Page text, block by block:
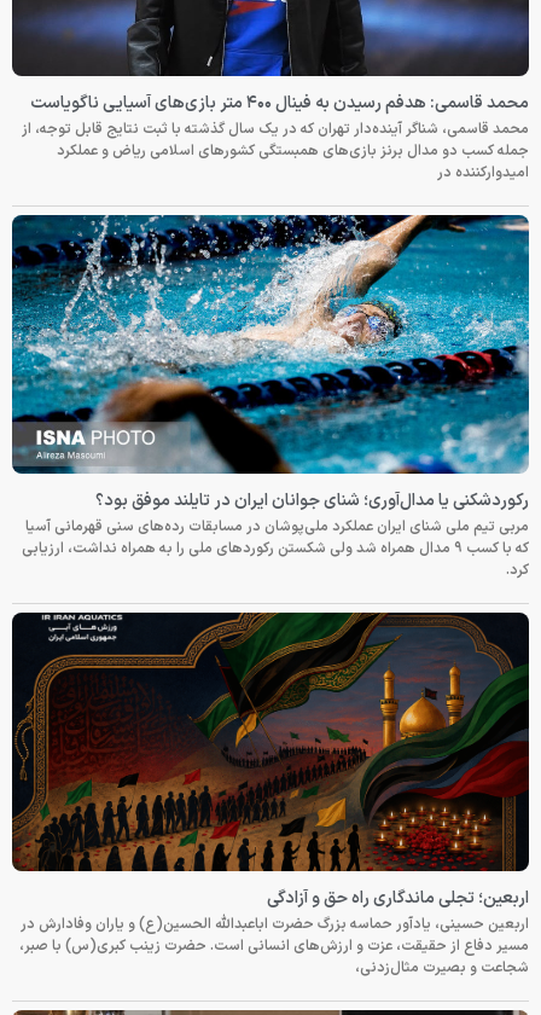
محمد قاسمی: هدفم رسیدن به فینال ۴۰۰ متر بازی‌های آسیایی ناگویاست
محمد قاسمی، شناگر آینده‌دار تهران که در یک سال گذشته با ثبت نتایج قابل توجه، از
جمله کسب دو مدال برنز بازی‌های همبستگی کشورهای اسلامی ریاض و عملکرد
امیدوارکننده در
رکوردشکنی یا مدال‌آوری؛ شنای جوانان ایران در تایلند موفق بود؟
مربی تیم ملی شنای ایران عملکرد ملی‌پوشان در مسابقات رده‌های سنی قهرمانی آسیا
که با کسب ۹ مدال همراه شد ولی شکستن رکوردهای ملی را به همراه نداشت، ارزیابی
کرد.
اربعین؛ تجلی ماندگاری راه حق و آزادگی
اربعین حسینی، یادآور حماسه بزرگ حضرت اباعبدالله الحسین(ع) و یاران وفادارش در
مسیر دفاع از حقیقت، عزت و ارزش‌های انسانی است. حضرت زینب کبری(س) با صبر،
شجاعت و بصیرت مثال‌زدنی،